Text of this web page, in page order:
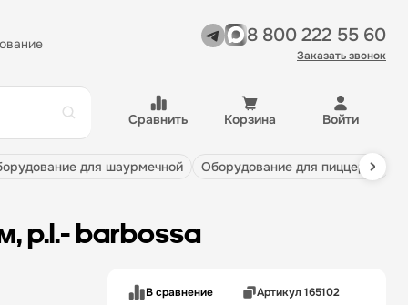
8 800 222 55 60
Заказать звонок
Сравнить Корзина Войти
для шаурмечной оборудование для пиццерии
p.l.- barbossa
В сравнение Артикул 165102